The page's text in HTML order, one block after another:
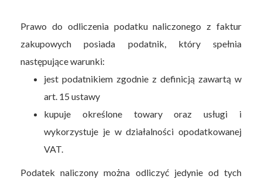
Prawo do odliczenia podatku naliczonego z faktur
zakupowych posiada podatnik, który spełnia
następujące warunki:
jest podatnikiem zgodnie z definicją zawartą w
art. 15 ustawy
kupuje określone towary oraz usługi i
wykorzystuje je w działalności opodatkowanej
VAT.
Podatek naliczony można odliczyć jedynie od tych